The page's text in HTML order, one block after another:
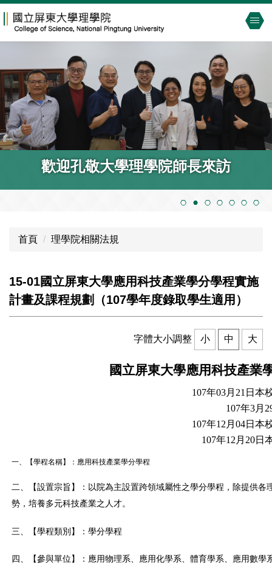
到
內
容
區
歡迎孔敬大學理學院師長來訪
首頁 理學院相關法規
15-01國立屏東大學應用科技產業學分學程實施
計畫及課程規劃（107學年度錄取學生適用）
字體大小調整 小 中 大
國立屏東大學應用科技產業
107年03月21日本
107年3月
107年12月04日本
107年12月20日
一、【學程名稱】：應用科技產業學分學程
二、【設置宗旨】：以院為主設置跨領域屬性之學分學程，除提供
勢，培養多元科技產業之人才。
三、【學程類別】：學分學程
四、【參與單位】：應用物理系、應用化學系、體育學系、應用數學